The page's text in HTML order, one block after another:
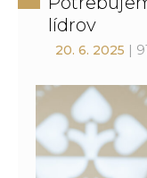
lídrov
20. 6. 2025 |